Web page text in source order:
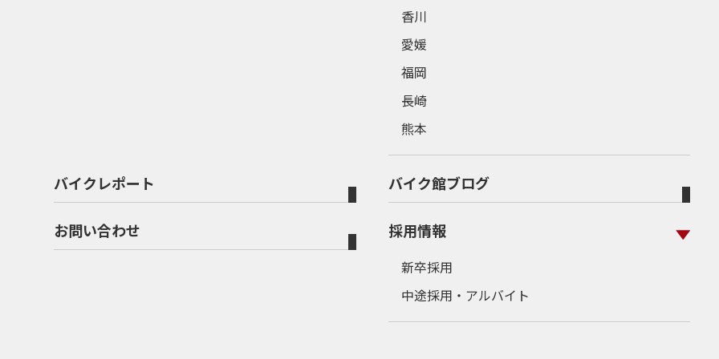
香川
愛媛
福岡
長崎
熊本
バイクレポート バイク館ブログ
お問い合わせ 採用情報
新卒採用
中途採用・アルバイト